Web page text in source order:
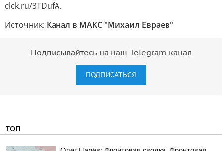
clck.ru/3TDufA.
Источник: Канал в МАКС "Михаил Евраев"
Подписывайтесь на наш Telegram-канал
ПОДПИСАТЬСЯ
ТОП